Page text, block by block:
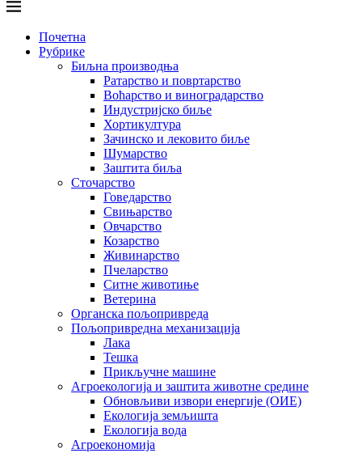
Почетна
Рубрике
Биљна производња
Ратарство и повртарство
Воћарство и виноградарство
Индустријско биље
Хортикултура
Зачинско и лековито биље
Шумарство
Заштита биља
Сточарство
Говедарство
Свињарство
Овчарство
Козарство
Живинарство
Пчеларство
Ситне животиње
Ветерина
Органска пољопривреда
Пољопривредна механизација
Лака
Тешка
Прикључне машине
Агроекологија и заштита животне средине
Обновљиви извори енергије (ОИЕ)
Екологија земљишта
Екологија вода
Агроекономија